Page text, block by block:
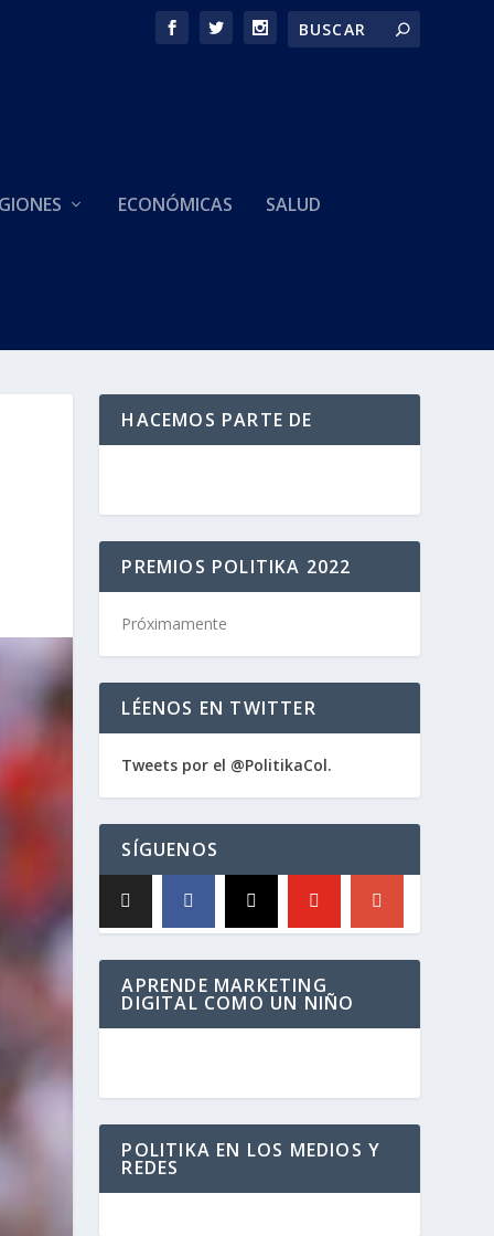
ECONÓMICAS SALUD
HACEMOS PARTE DE
PREMIOS POLITIKA 2022
Próximamente
LÉENOS EN TWITTER
Tweets por el @PolitikaCol.
SÍGUENOS
APRENDE MARKETING
DIGITAL COMO UN NIÑO
POLITIKA EN LOS MEDIOS Y
REDES